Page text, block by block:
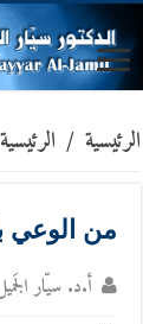
الرئيسية / الرئيسية
من الوعي
أ.د. سيّار